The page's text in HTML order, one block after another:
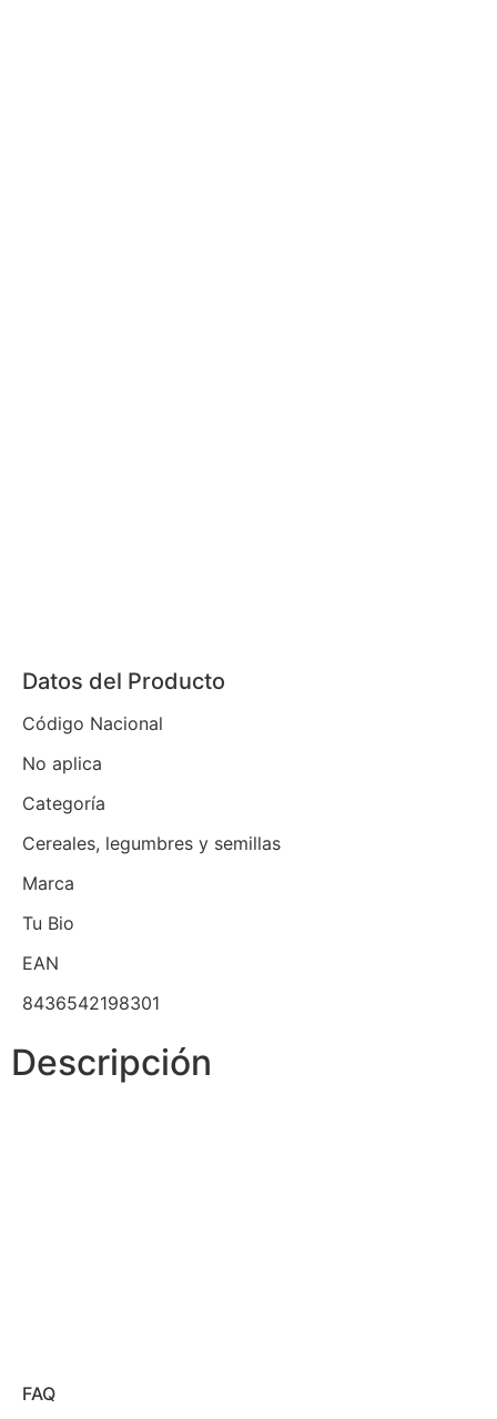
Datos del Producto
Código Nacional
No aplica
Categoría
Cereales, legumbres y semillas
Marca
Tu Bio
EAN
8436542198301
Descripción
FAQ